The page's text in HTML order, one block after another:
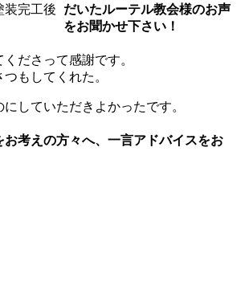
だいたルーテル教会様のお声
をお聞かせ下さい！
ださって感謝です。
もしてくれた。
していただきよかったです。
お考えの方々へ、一言アドバイスをお